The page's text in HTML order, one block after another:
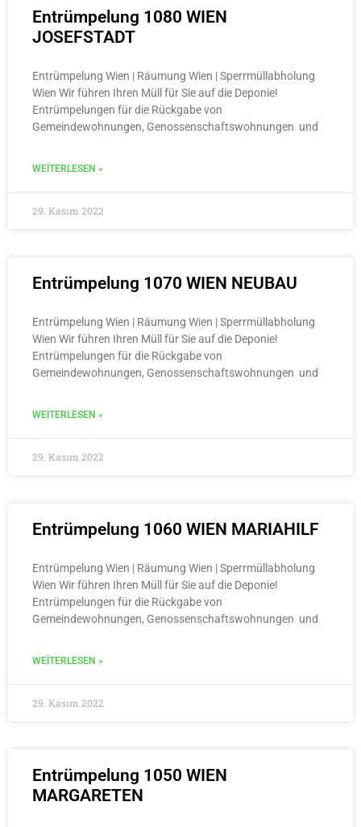
Entrümpelung 1080 WIEN
JOSEFSTADT
Entrümpelung Wien | Räumung Wien | Sperrmüllabholung
Wien Wir führen Ihren Müll für Sie auf die Deponie!
Entrümpelungen für die Rückgabe von
Gemeindewohnungen, Genossenschaftswohnungen und
WEITERLESEN »
29. Kasım 2022
Entrümpelung 1070 WIEN NEUBAU
Entrümpelung Wien | Räumung Wien | Sperrmüllabholung
Wien Wir führen Ihren Müll für Sie auf die Deponie!
Entrümpelungen für die Rückgabe von
Gemeindewohnungen, Genossenschaftswohnungen und
WEITERLESEN »
29. Kasım 2022
Entrümpelung 1060 WIEN MARIAHILF
Entrümpelung Wien | Räumung Wien | Sperrmüllabholung
Wien Wir führen Ihren Müll für Sie auf die Deponie!
Entrümpelungen für die Rückgabe von
Gemeindewohnungen, Genossenschaftswohnungen und
WEITERLESEN »
29. Kasım 2022
Entrümpelung 1050 WIEN
MARGARETEN